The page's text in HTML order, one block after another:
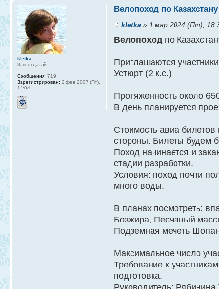
Велопоход по
kletka » 1 мар 2024 (Пт),
Велопоход по
Приглашаются
Устюрт (2 к.с.)
Протяженность около
В день планируется
Стоимость авиа
стороны. Билеты будем
Поход начинается и
стадии разработки.
Условия: поход почти
много воды.
В планах посмотреть:
Бозжира, Песчаный
Подземная мечеть
Максимальное число
Требование к
подготовка.
kletka
Завсегдатай
Сообщения: 719
Зарегистрирован: 2 фев 2007 (Пт),
13:04